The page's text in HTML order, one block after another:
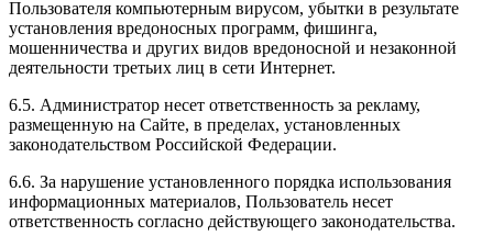
Пользователя компьютерным вирусом, убытки в результате
установления вредоносных программ, фишинга,
мошенничества и других видов вредоносной и незаконной
деятельности третьих лиц в сети Интернет.
6.5. Администратор несет ответственность за рекламу,
размещенную на Сайте, в пределах, установленных
законодательством Российской Федерации.
6.6. За нарушение установленного порядка использования
информационных материалов, Пользователь несет
ответственность согласно действующего законодательства.